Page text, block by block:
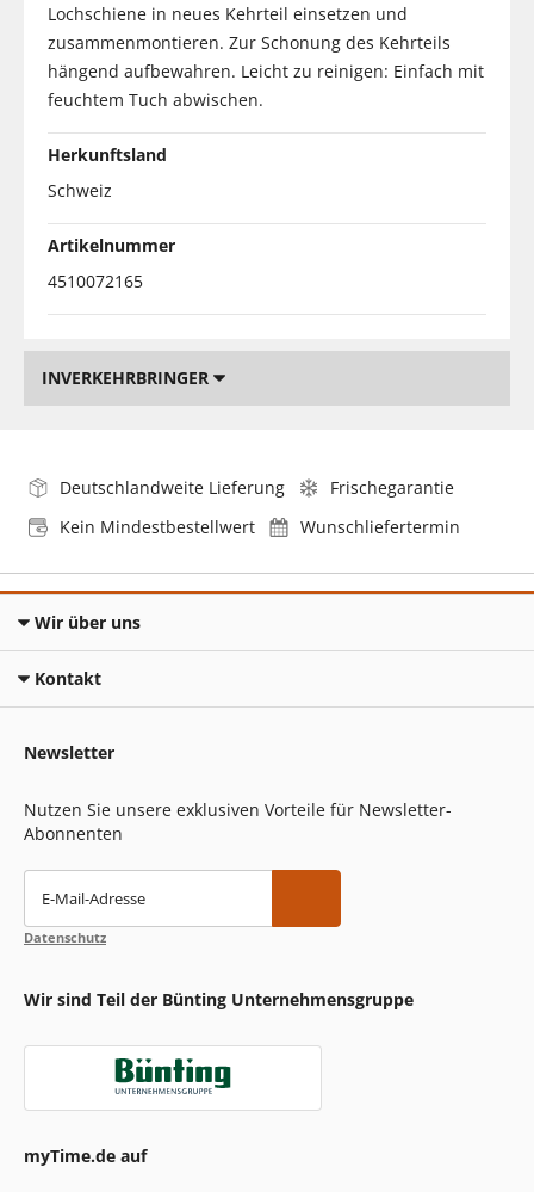
Lochschiene in neues Kehrteil einsetzen und
zusammenmontieren. Zur Schonung des Kehrteils
hängend aufbewahren. Leicht zu reinigen: Einfach mit
feuchtem Tuch abwischen.
Herkunftsland
Schweiz
Artikelnummer
4510072165
INVERKEHRBRINGER
Deutschlandweite Lieferung
Frischegarantie
Kein Mindestbestellwert
Wunschliefertermin
Wir über uns
Kontakt
Newsletter
Nutzen Sie unsere exklusiven Vorteile für Newsletter-
Abonnenten
E-Mail-Adresse
Datenschutz
Wir sind Teil der Bünting Unternehmensgruppe
myTime.de auf